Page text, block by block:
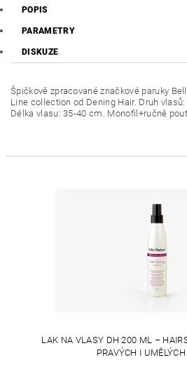
POPIS
PARAMETRY
DISKUZE
Špičkově zpracované značkové paruky
Line collection od Dening Hair. Druh
Délka vlasu: 35-40 cm. Monofil+ručně
LAK NA VLASY DH 200 ML –
PRAVÝCH I